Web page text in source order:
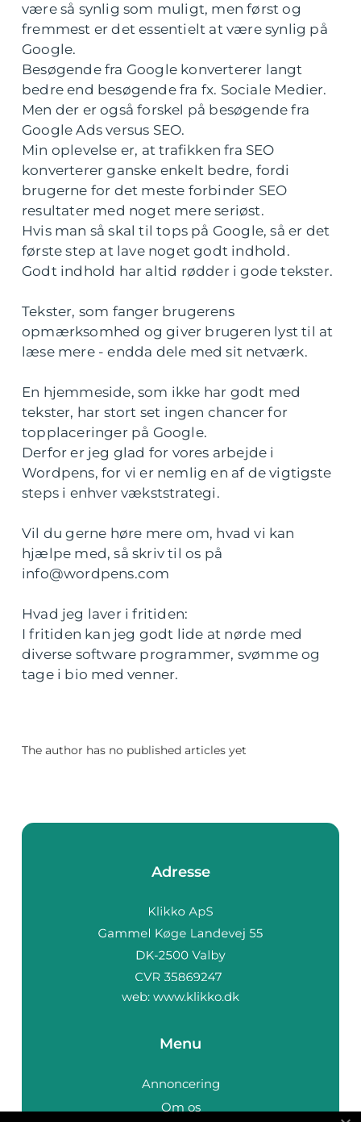
være så synlig som muligt, men først og
fremmest er det essentielt at være synlig på
Google.
Besøgende fra Google konverterer langt
bedre end besøgende fra fx. Sociale Medier.
Men der er også forskel på besøgende fra
Google Ads versus SEO.
Min oplevelse er, at trafikken fra SEO
konverterer ganske enkelt bedre, fordi
brugerne for det meste forbinder SEO
resultater med noget mere seriøst.
Hvis man så skal til tops på Google, så er det
første step at lave noget godt indhold.
Godt indhold har altid rødder i gode tekster.
Tekster, som fanger brugerens
opmærksomhed og giver brugeren lyst til at
læse mere - endda dele med sit netværk.
En hjemmeside, som ikke har godt med
tekster, har stort set ingen chancer for
topplaceringer på Google.
Derfor er jeg glad for vores arbejde i
Wordpens, for vi er nemlig en af de vigtigste
steps i enhver vækststrategi.
Vil du gerne høre mere om, hvad vi kan
hjælpe med, så skriv til os på
info@wordpens.com
Hvad jeg laver i fritiden:
I fritiden kan jeg godt lide at nørde med
diverse software programmer, svømme og
tage i bio med venner.
The author has no published articles yet
Adresse
web: www.klikko.dk
Menu
Annoncering
Om os